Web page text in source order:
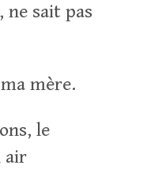
ne sait pas
mère.
le
air